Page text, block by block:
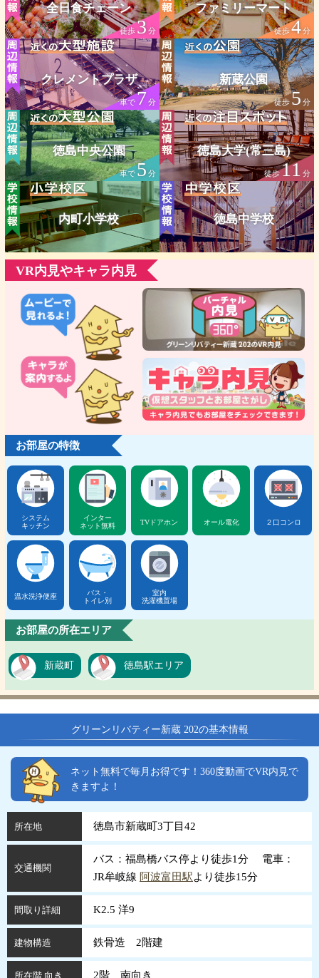
全日食チェーン
徒歩3分
ファミリーマート
徒歩4分
クレメントプラザ
車で7分
新蔵公園
徒歩5 分
徳島中央公園
車で5 分
徳島大学(常三島)
徒歩11 分
内町小学校 徳島中学校
VR内見やキャラ内見
お部屋の特徴
システム
キッチン
インター
ネット無料
TVドアホン オール電化 ２口コンロ
温水洗浄便座
バス・
トイレ別
室内
洗濯機置場
お部屋の所在エリア
新蔵町 徳島駅エリア
グリーンリバティー新蔵 202の基本情報
ネット無料で毎月お得です！360度動画でVR内見で
きますよ！
所在地 徳島市新蔵町3丁目42
交通機関
バス：福島橋バス停より徒歩1分 電車：
JR牟岐線 阿波富田駅より徒歩15分
間取り詳細 K2.5 洋9
建物構造 鉄骨造 2階建
所在階 向き 2階 南向き